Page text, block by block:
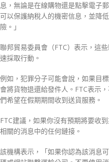
息，無論是在線購物還是點擊電子
可以保護納稅人的機密信息，並降
險。」
聯邦貿易委員會（FTC）表示，這
速採取行動。
例如，犯罪分子可能會說，如果目
會將貨物退還給發件人。FTC表示
們希望在假期期間收到送貨服務。
FTC建議，如果你沒有預期將要收
相關的消息中的任何鏈接。
該機構表示，「如果你認為該消息